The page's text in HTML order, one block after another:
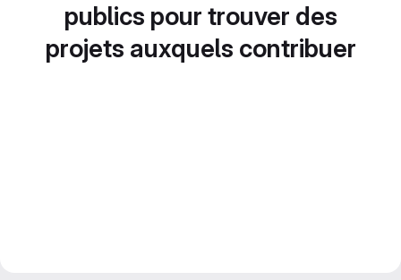
publics pour trouver des
projets auxquels contribuer